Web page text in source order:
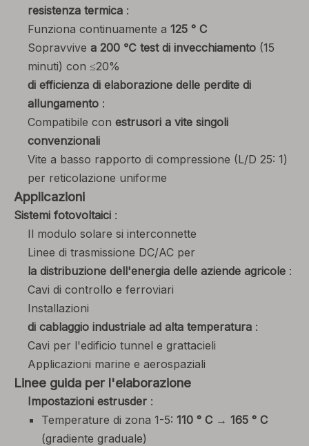
resistenza termica :
Funziona continuamente a 125 ° C
Sopravvive a 200 ℃ test di invecchiamento (15
minuti) con ≤20%
di efficienza di elaborazione delle perdite di
allungamento :
Compatibile con estrusori a vite singoli
convenzionali
Vite a basso rapporto di compressione (L/D 25: 1)
per reticolazione uniforme
Applicazioni
Sistemi fotovoltaici :
Il modulo solare si interconnette
Linee di trasmissione DC/AC per
la distribuzione dell'energia delle aziende agricole :
Cavi di controllo e ferroviari
Installazioni
di cablaggio industriale ad alta temperatura :
Cavi per l'edificio tunnel e grattacieli
Applicazioni marine e aerospaziali
Linee guida per l'elaborazione
Impostazioni estrusder :
Temperature di zona 1-5: 110 ° C → 165 ° C
(gradiente graduale)